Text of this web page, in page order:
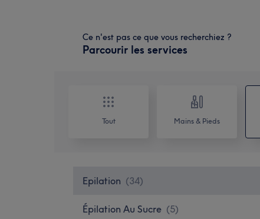
Ce n'est pas ce que vous recherchiez ?
Parcourir les services
Tout Mains & Pieds
Epilation (34)
Épilation Au Sucre (5)